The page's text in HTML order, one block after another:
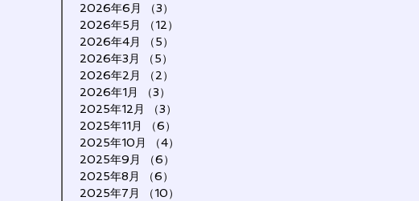
2026年6月
（3）
2026年5月
（12）
2026年4月
（5）
2026年3月
（5）
2026年2月
（2）
2026年1月
（3）
2025年12月
（3）
2025年11月
（6）
2025年10月
（4）
2025年9月
（6）
2025年8月
（6）
2025年7月
（10）